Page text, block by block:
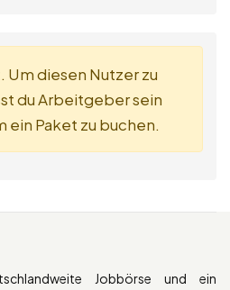
Um diesen Nutzer zu
du Arbeitgeber sein
ein Paket zu buchen.
Jobbörse und ein